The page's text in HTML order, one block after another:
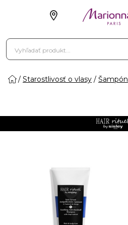
Starostlivosť o vlasy Šampón